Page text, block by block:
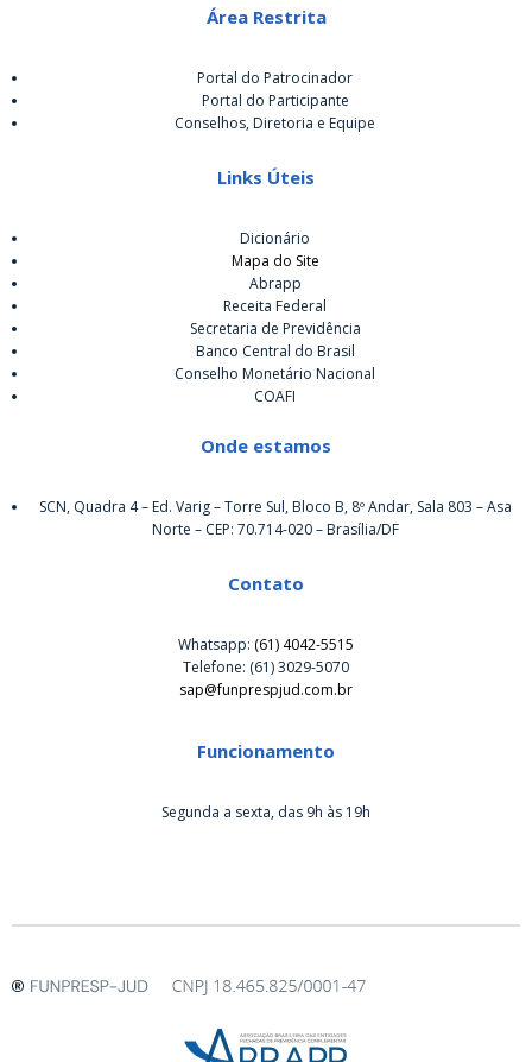
Área Restrita
Portal do Patrocinador
Portal do Participante
Conselhos, Diretoria e Equipe
Links Úteis
Dicionário
Mapa do Site
Abrapp
Receita Federal
Secretaria de Previdência
Banco Central do Brasil
Conselho Monetário Nacional
COAFI
Onde estamos
SCN, Quadra 4 – Ed. Varig – Torre Sul, Bloco B, 8º Andar, Sala 803 – Asa
Norte – CEP: 70.714-020 – Brasília/DF
Contato
Whatsapp: (61) 4042-5515
Telefone: (61) 3029-5070
sap@funprespjud.com.br
Funcionamento
Segunda a sexta, das 9h às 19h